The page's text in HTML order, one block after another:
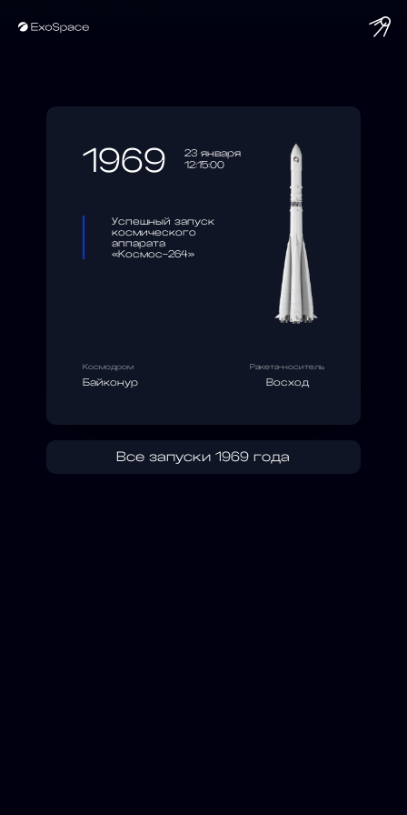
1969
23 января
12:15:00
Успешный запуск
космического
аппарата
«Космос-264»
Космодром
Байконур
Ракета-носитель
Восход
Все запуски 1969 года